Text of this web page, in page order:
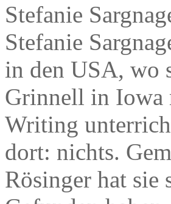
Stefanie
Stefanie
in den USA, wo
Grinnell in Iowa
Writing
dort: nichts.
Rösinger hat sie